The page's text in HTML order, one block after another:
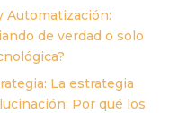
Automatización:
de verdad o solo
La estrategia
Por qué los